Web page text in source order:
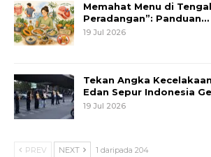
Memahat Menu di
Peradangan”: Panduan…
19 Jul 2026
Tekan Angka
Edan Sepur Indonesia
19 Jul 2026
PREV NEXT 1 daripada 204